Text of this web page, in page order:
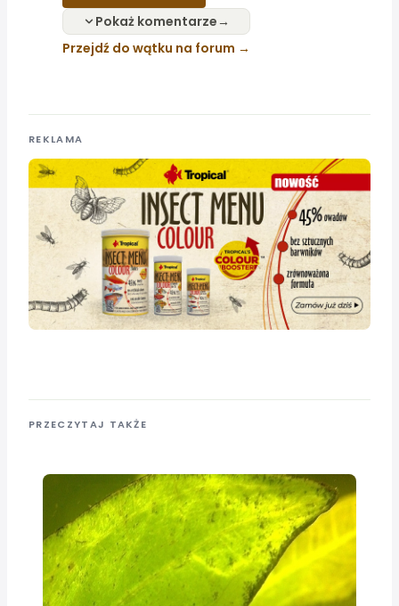
Pokaż komentarze
Przejdź do wątku na forum
REKLAMA
PRZECZYTAJ TAKŻE